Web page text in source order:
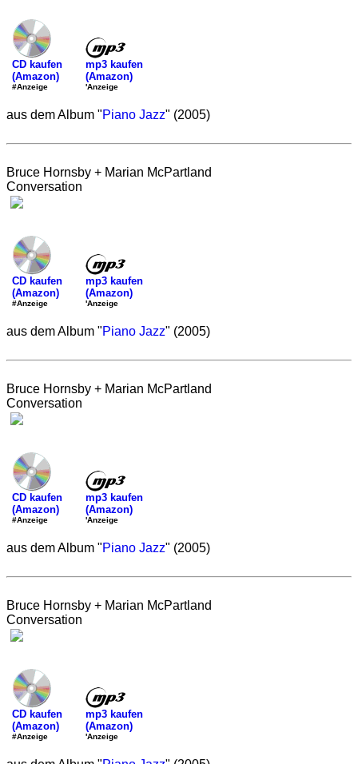
CD kaufen
(Amazon)
#Anzeige
mp3 kaufen
(Amazon)
'Anzeige
aus dem Album "Piano Jazz" (2005)
Bruce Hornsby + Marian McPartland
Conversation
CD kaufen
(Amazon)
#Anzeige
mp3 kaufen
(Amazon)
'Anzeige
aus dem Album "Piano Jazz" (2005)
Bruce Hornsby + Marian McPartland
Conversation
CD kaufen
(Amazon)
#Anzeige
mp3 kaufen
(Amazon)
'Anzeige
aus dem Album "Piano Jazz" (2005)
Bruce Hornsby + Marian McPartland
Conversation
CD kaufen
(Amazon)
#Anzeige
mp3 kaufen
(Amazon)
'Anzeige